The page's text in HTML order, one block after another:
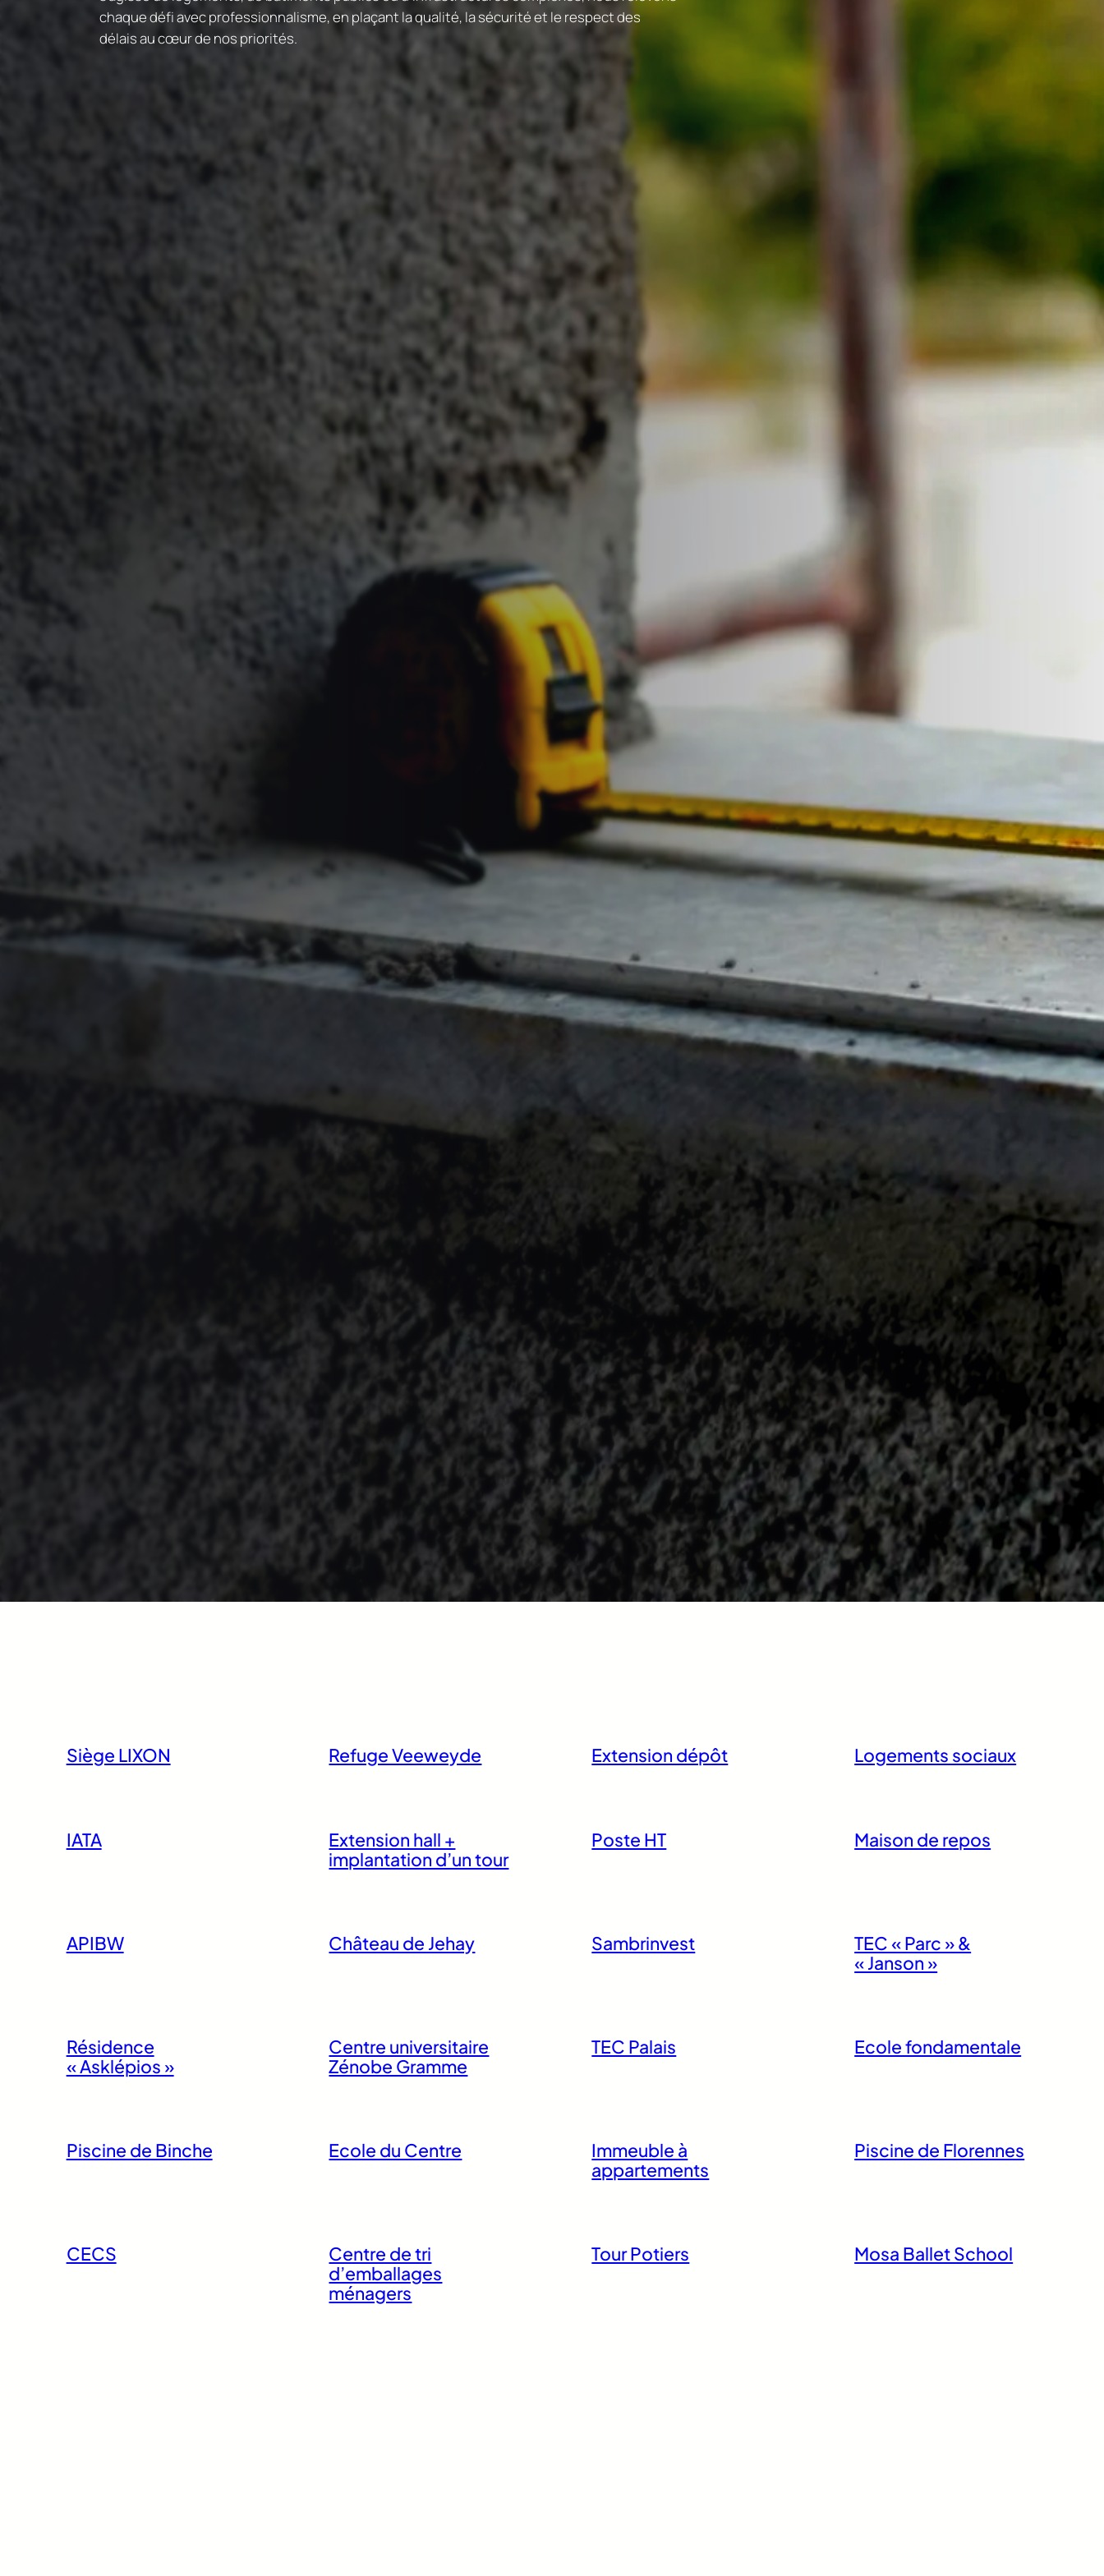
chaque défi avec professionnalisme, en plaçant la qualité, la sécurité et le respect des
délais au cœur de nos priorités.
Siège LIXON Refuge Veeweyde Extension dépôt Logements sociaux
IATA
Extension hall +
implantation d’un tour
Poste HT Maison de repos
APIBW Château de Jehay Sambrinvest
TEC « Parc » &
« Janson »
Résidence
« Asklépios »
Centre universitaire
Zénobe Gramme
TEC Palais Ecole fondamentale
Piscine de Binche Ecole du Centre
Immeuble à
appartements
Piscine de Florennes
CECS
Centre de tri
d’emballages
ménagers
Tour Potiers Mosa Ballet School